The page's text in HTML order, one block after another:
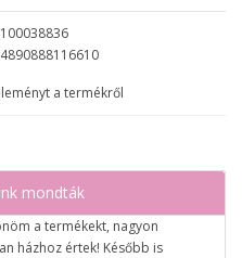
100038836
4890888116610
a termékről
mondták
a termékekt, nagyon
házhoz értek! Később is